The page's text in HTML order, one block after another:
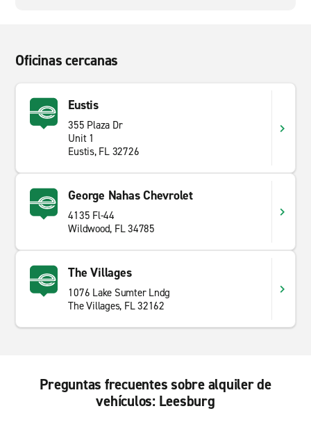
Oficinas cercanas
Eustis
355 Plaza Dr
Unit 1
Eustis, FL 32726
George Nahas Chevrolet
4135 Fl-44
Wildwood, FL 34785
The Villages
1076 Lake Sumter Lndg
The Villages, FL 32162
Preguntas frecuentes sobre alquiler de
vehículos: Leesburg